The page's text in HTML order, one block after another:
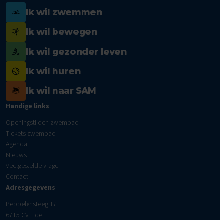
Ik wil zwemmen
Ik wil bewegen
Ik wil gezonder leven
Ik wil huren
Ik wil naar SAM
Handige links
Openingstijden zwembad
Tickets zwembad
Agenda
Nieuws
Veelgestelde vragen
Contact
Adresgegevens
Peppelensteeg 17
6715 CV Ede